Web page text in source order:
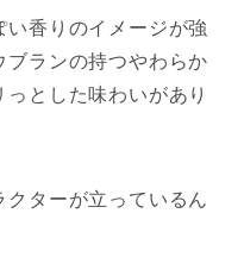
香りのイメージが強
ブランの持つやわらか
とした味わいがあり
ターが立っているん